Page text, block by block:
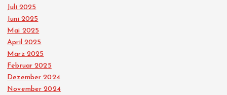
Juli 2025
Juni 2025
Mai 2025
April 2025
März 2025
Februar 2025
Dezember 2024
November 2024